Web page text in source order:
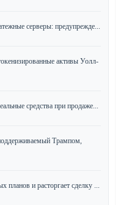
серверы: предупрежде...
активы Уолл-
средства при продаже...
Трампом,
планов и расторгает сделку ...